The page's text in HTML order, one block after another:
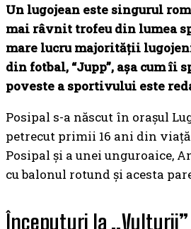
Un lugojean este singurul
mai râvnit trofeu din lumea
mare lucru majorității
din fotbal, “Jupp”, așa cum îi
poveste a sportivului este
Posipal s-a născut în orașul
petrecut primii 16 ani din
Posipal și a unei unguroaice,
cu balonul rotund și acesta
Începuturi la „Vulturii”